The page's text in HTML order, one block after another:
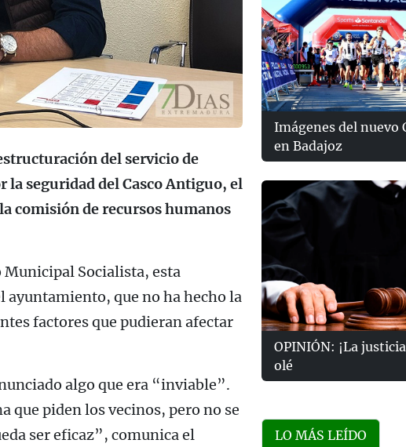
del servicio de
la seguridad del Casco Antiguo, el
comisión de recursos humanos
Municipal Socialista, esta
ayuntamiento, que no ha hecho la
factores que pudieran afectar
algo que era “inviable”.
que piden los vecinos, pero no se
ser eficaz”, comunica el
Imágenes del nuevo
en Badajoz
OPINIÓN: ¡La
olé
LO MÁS LEÍDO